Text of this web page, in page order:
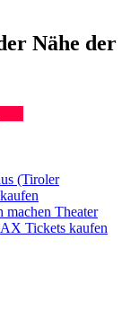
Nähe der
(Tiroler
Theater
Tickets kaufen